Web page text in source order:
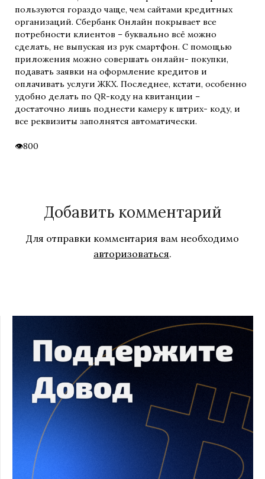
пользуются гораздо чаще, чем сайтами кредитных
организаций. Сбербанк Онлайн покрывает все
потребности клиентов – буквально всё можно
сделать, не выпуская из рук смартфон. С помощью
приложения можно совершать онлайн- покупки,
подавать заявки на оформление кредитов и
оплачивать услуги ЖКХ. Последнее, кстати, особенно
удобно делать по QR-коду на квитанции –
достаточно лишь поднести камеру к штрих- коду, и
все реквизиты заполнятся автоматически.
800
Добавить комментарий
Для отправки комментария вам необходимо
авторизоваться.